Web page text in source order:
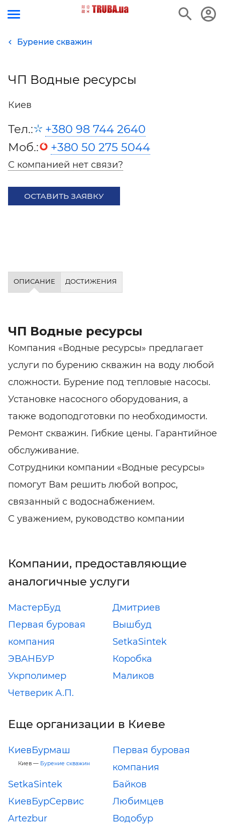
Бурение скважин
ЧП Водные ресурсы
Киев
Тел.:
+380 98 744 2640
Моб.:
+380 50 275 5044
С компанией нет связи?
ОСТАВИТЬ ЗАЯВКУ
ОПИСАНИЕ ДОСТИЖЕНИЯ
ЧП Водные ресурсы
Компания «Водные ресурсы» предлагает
услуги по бурению скважин на воду любой
сложности. Бурение под тепловые насосы.
Установке насосного оборудования, а
также водоподготовки по необходимости.
Ремонт скважин. Гибкие цены. Гарантийное
обслуживание.
Сотрудники компании «Водные ресурсы»
помогут Вам решить любой вопрос,
связанный с водоснабжением.
С уважением, руководство компании
Компании, предоставляющие
аналогичные услуги
МастерБуд
Дмитриев
Первая буровая
компания
Вышбуд
SetkaSintek
ЭВАНБУР
Коробка
Укрполимер
Маликов
Четверик А.П.
Еще организации в Киеве
КиевБурмаш
Киев — Бурение скважин
Первая буровая
компания
SetkaSintek
Байков
КиевБурСервис
Любимцев
Artezbur
Водобур